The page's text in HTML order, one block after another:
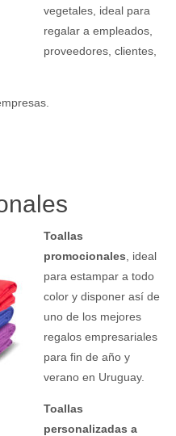
vegetales, ideal para
regalar a empleados,
proveedores, clientes,
Toallas
promocionales , ideal
para estampar a todo
color y disponer así de
uno de los mejores
regalos empresariales
para fin de año y
verano en Uruguay.
Toallas
personalizadas a